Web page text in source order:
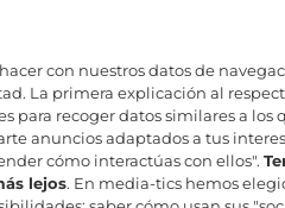
con nuestros datos de
La primera explicación al
para recoger datos similares a los
anuncios adaptados a tus
cómo interactúas con ellos".
lejos. En media-tics hemos